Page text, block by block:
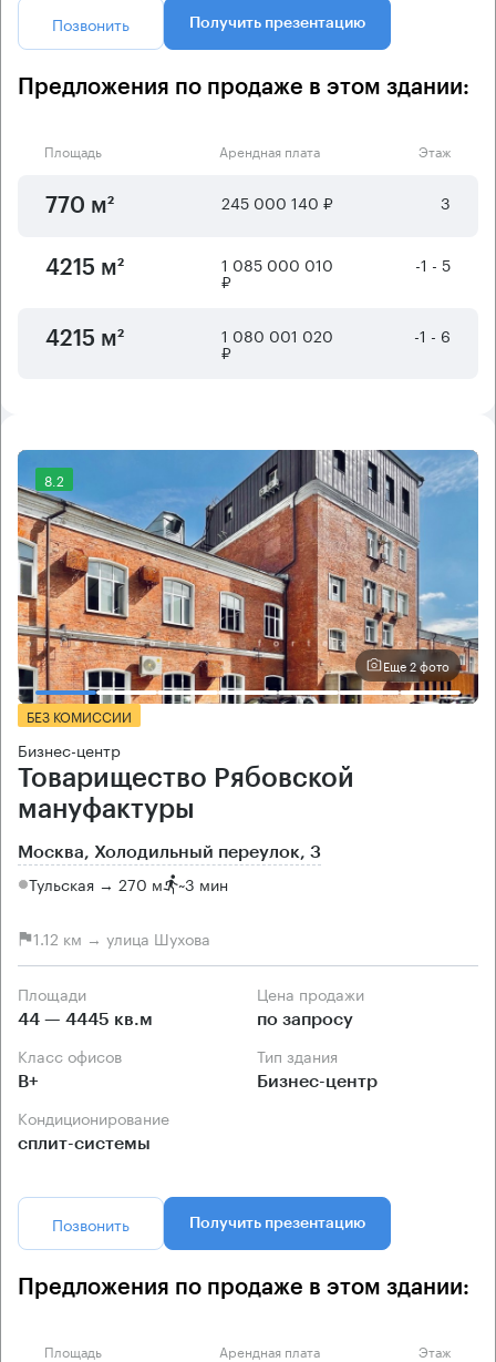
Позвонить Получить презентацию
Предложения по продаже в этом здании:
Площадь Арендная плата Этаж
770 м² 245 000 140 ₽ 3
4215 м² 1 085 000 010
₽
-1 - 5
4215 м² 1 080 001 020
₽
-1 - 6
8.2
Еще 2 фото
БЕЗ КОМИССИИ
Бизнес-центр
Товарищество Рябовской
мануфактуры
Москва, Холодильный переулок, 3
Тульская → 270 м ~3 мин
1.12 км → улица Шухова
Площади
44 — 4445 кв.м
Цена продажи
по запросу
Класс офисов
B+
Тип здания
Бизнес-центр
Кондиционирование
сплит-системы
Позвонить Получить презентацию
Предложения по продаже в этом здании:
Площадь Арендная плата Этаж